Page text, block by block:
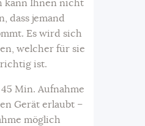
kann Ihnen nicht
dass jemand
Es wird sich
welcher für sie
ist.
45 Min. Aufnahme
Gerät erlaubt –
möglich